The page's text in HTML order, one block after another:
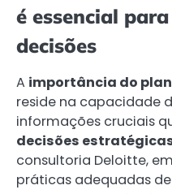
é essencial
decisões
A importância do
reside na capacidade
informações cruciais
decisões
consultoria Deloitte,
práticas adequadas